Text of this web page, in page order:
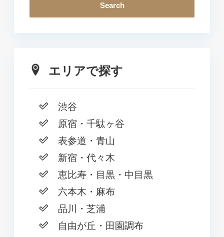
Search
エリアで探す
渋谷
原宿・千駄ヶ谷
表参道・青山
新宿・代々木
恵比寿・目黒・中目黒
六本木・麻布
品川・芝浦
自由が丘・田園調布